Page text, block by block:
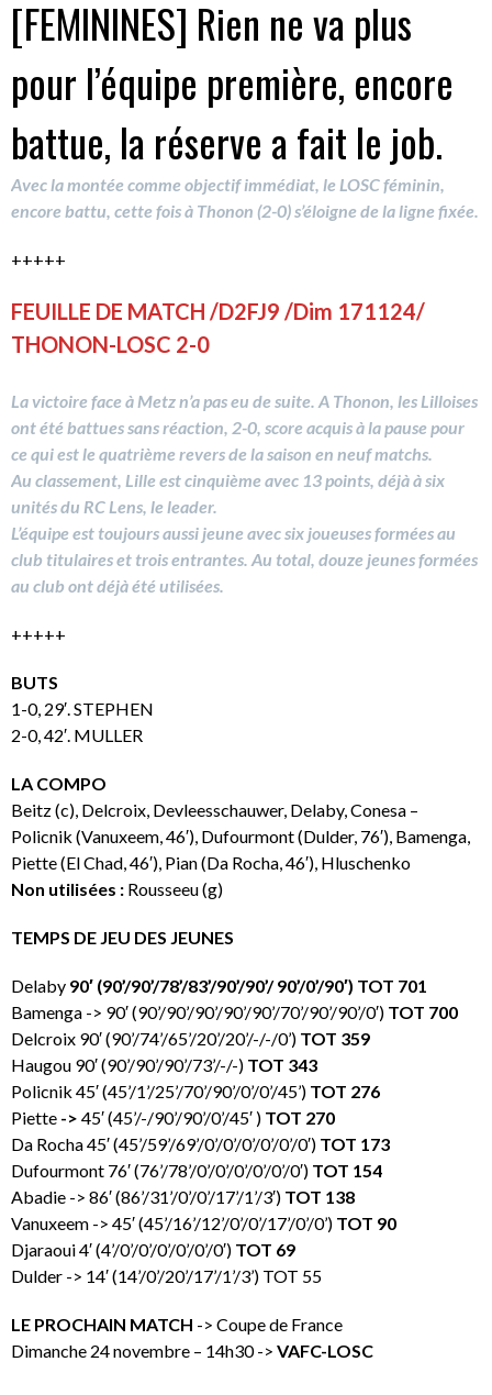
[FEMININES] Rien ne va plus
pour l’équipe première, encore
battue, la réserve a fait le job.
Avec la montée comme objectif immédiat, le LOSC féminin,
encore battu, cette fois à Thonon (2-0) s’éloigne de la ligne fixée.
+++++
FEUILLE DE MATCH /D2FJ9 /Dim 171124/
THONON-LOSC 2-0
La victoire face à Metz n’a pas eu de suite. A Thonon, les Lilloises
ont été battues sans réaction, 2-0, score acquis à la pause pour
ce qui est le quatrième revers de la saison en neuf matchs.
Au classement, Lille est cinquième avec 13 points, déjà à six
unités du RC Lens, le leader.
L’équipe est toujours aussi jeune avec six joueuses formées au
club titulaires et trois entrantes. Au total, douze jeunes formées
au club ont déjà été utilisées.
+++++
BUTS
1-0, 29′. STEPHEN
2-0, 42′. MULLER
LA COMPO
Beitz (c), Delcroix, Devleesschauwer, Delaby, Conesa –
Policnik (Vanuxeem, 46′), Dufourmont (Dulder, 76′), Bamenga,
Piette (El Chad, 46′), Pian (Da Rocha, 46′), Hluschenko
Non utilisées : Rousseeu (g)
TEMPS DE JEU DES JEUNES
Delaby 90′ (90’/90’/78’/83’/90’/90’/ 90’/0’/90′) TOT 701
Bamenga -> 90′ (90’/90’/90’/90’/90’/70’/90’/90’/0′) TOT 700
Delcroix 90′ (90’/74’/65’/20’/20’/-/-/0’) TOT 359
Haugou 90′ (90’/90’/90’/73’/-/-) TOT 343
Policnik 45′ (45’/1’/25’/70’/90’/0’/0’/45’) TOT 276
Piette -> 45′ (45’/-/90’/90’/0’/45′ ) TOT 270
Da Rocha 45′ (45’/59’/69’/0’/0’/0’/0’/0’/0′) TOT 173
Dufourmont 76′ (76’/78’/0’/0’/0’/0’/0’/0′) TOT 154
Abadie -> 86′ (86’/31’/0’/0’/17’/1’/3′) TOT 138
Vanuxeem -> 45′ (45’/16’/12’/0’/0’/17’/0’/0’) TOT 90
Djaraoui 4′ (4’/0’/0’/0’/0’/0’/0′) TOT 69
Dulder -> 14′ (14’/0’/20’/17’/1’/3’) TOT 55
LE PROCHAIN MATCH -> Coupe de France
Dimanche 24 novembre – 14h30 -> VAFC-LOSC